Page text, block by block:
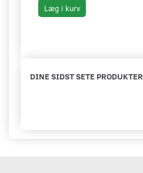
Læg i kurv
DINE SIDST SETE PRODUKTER